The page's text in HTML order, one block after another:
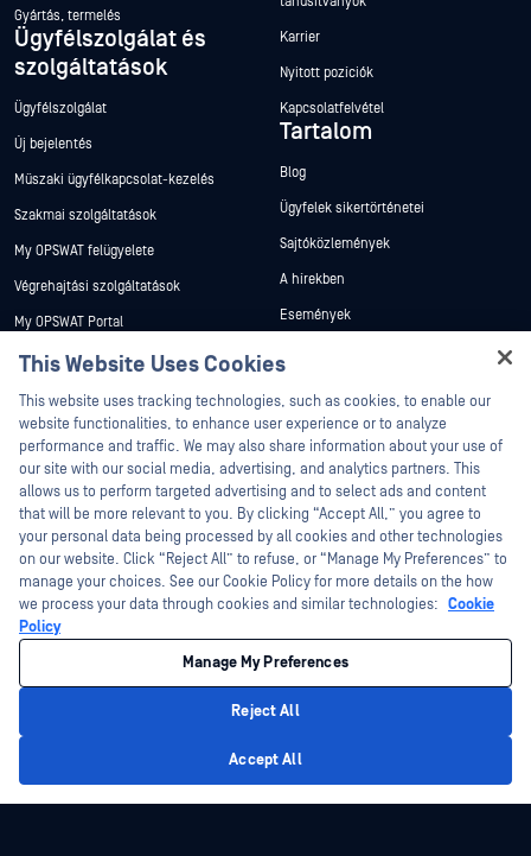
Gyártás, termelés
Ügyfélszolgálat és
szolgáltatások
Ügyfélszolgálat
Új bejelentés
Műszaki ügyfélkapcsolat-kezelés
Szakmai szolgáltatások
My OPSWAT felügyelete
Végrehajtási szolgáltatások
My OPSWAT Portal
Műszaki dokumentáció
Képzések
Biztonsági sebezhetőségi program
Partnerek
Tanúsítvány
Technológiai partnerek
Channel partner program
Karrier
Nyitott pozíciók
Kapcsolatfelvétel
Tartalom
Blog
Ügyfelek sikertörténetei
Sajtóközlemények
A hírekben
Események
Fehér könyvek
©2026 OPSWAT . Minden jog fenntartva. OPSWAT, MetaDefender, Metascan,
MetaAccess, az OPSWAT , Trust no File. Trust No Device., OPSWAT , Protecting the
World's Critical Infrastructure, Deep CDR™ Technology, InQuest, az InQuest logó,
DFI, RetroHunt, Deep File Inspection és Join the Hunt az OPSWAT védjegyei. A
harmadik felek védjegyei a megfelelő tulajdonosok tulajdonát képezik.
Cookie beállítások kezelése
This Website Uses Cookies
This website uses tracking technologies, such as cookies, to enable our
website functionalities, to enhance user experience or to analyze
performance and traffic. We may also share information about your use of
our site with our social media, advertising, and analytics partners. This
allows us to perform targeted advertising and to select ads and content
that will be more relevant to you. By clicking “Accept All,” you agree to
your personal data being processed by all cookies and other technologies
on our website. Click “Reject All” to refuse, or “Manage My Preferences” to
manage your choices. See our Cookie Policy for more details on the how
we process your data through cookies and similar technologies: Cookie
Policy
Manage My Preferences
Reject All
Accept All
Hey there!
I'm Ozzy, your OPSWAT virtual assistant.
How can I help you secure what's critical
today?